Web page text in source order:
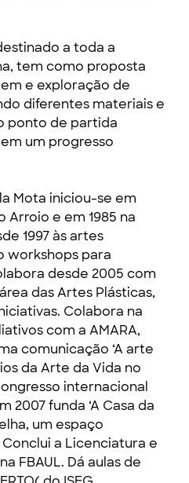
a toda a
tem como proposta
e exploração de
diferentes materiais e
ponto de partida
um progresso
Mota iniciou-se em
Arroio e em 1985 na
1997 às artes
workshops para
desde 2005 com
das Artes Plásticas,
Colabora na
com a AMARA,
comunicação ‘A arte
da Arte da Vida no
internacional
2007 funda ‘A Casa da
um espaço
a Licenciatura e
FBAUL. Dá aulas de